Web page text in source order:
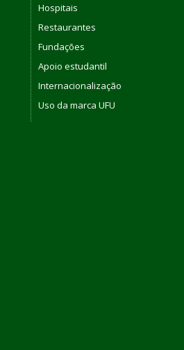
Hospitais
Restaurantes
Fundações
Apoio estudantil
Internacionalização
Uso da marca UFU